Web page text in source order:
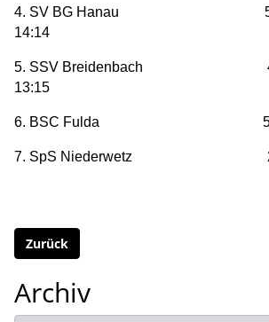
4. SV BG Hanau
14:14
5. SSV Breidenbach
13:15
6. BSC Fulda
7. SpS Niederwetz
Zurück
Archiv